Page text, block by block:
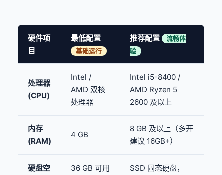
硬件项
目
最低配置
基础运行
推荐配置
流畅体
验
处理器
(CPU)
Intel /
AMD 双核
处理器
Intel i5-8400 /
AMD Ryzen 5
2600 及以上
内存
(RAM)
4 GB
8 GB 及以上（多开
建议 16GB+）
硬盘空
36 GB 可用
SSD 固态硬盘，